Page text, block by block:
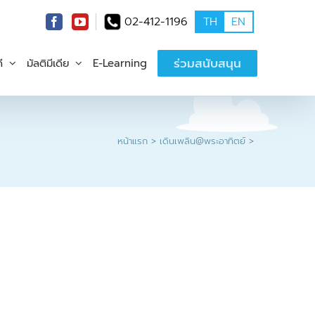
02-412-1196 TH EN
มัลติมีเดีย E-Learning ร่วมสนับสนุน
หน้าแรก เดินเพลิน@พระอาทิตย์